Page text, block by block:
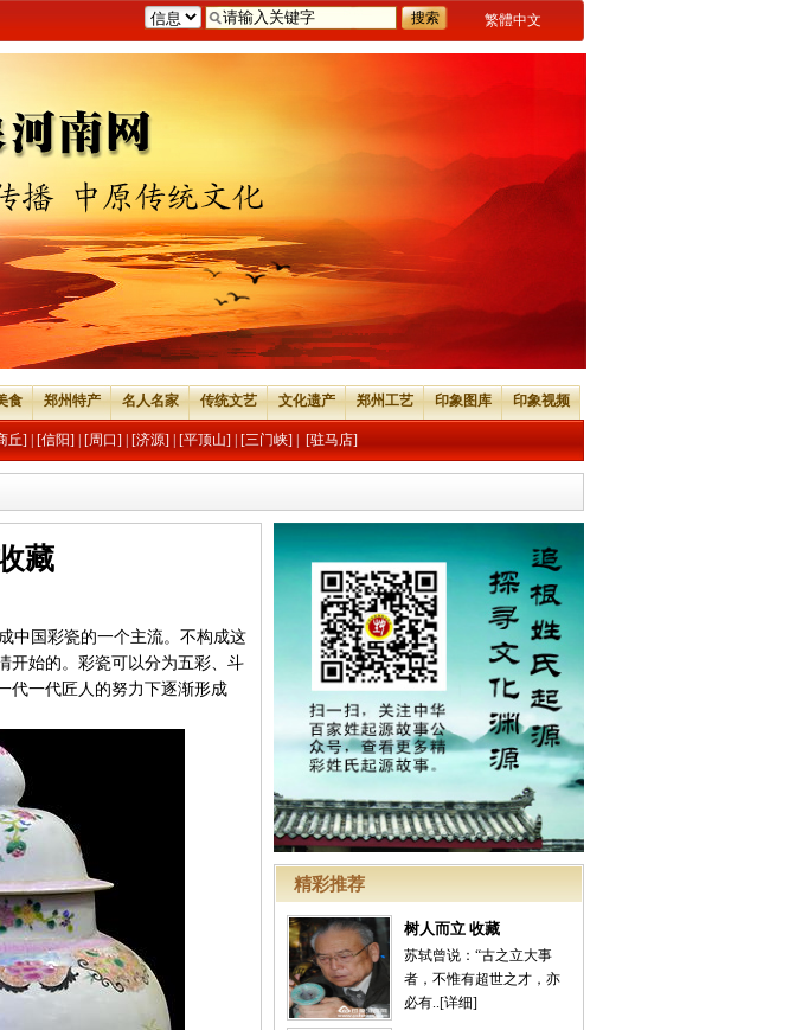
繁體中文
食 郑州特产 名人名家 传统文艺 文化遗产 郑州工艺 印象图库 印象视频
丘] [信阳] [周口] [济源] [平顶山] [三门峡] [驻马店]
精彩推荐
树人而立 收藏
苏轼曾说：“古之立大事
者，不惟有超世之才，亦
必有..[详细]
藏
中国彩瓷的一个主流。不构成这
开始的。彩瓷可以分为五彩、斗
代一代匠人的努力下逐渐形成